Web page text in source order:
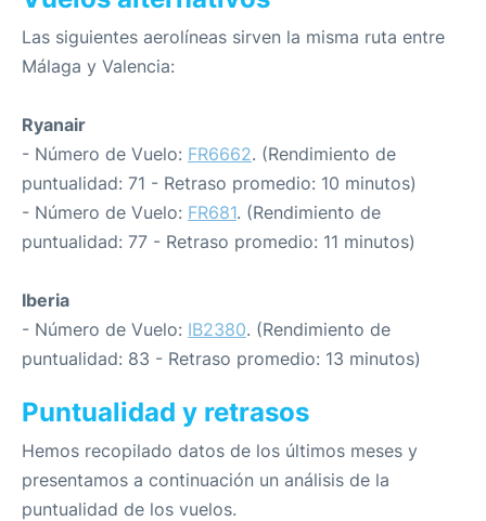
Las siguientes aerolíneas sirven la misma ruta entre
Málaga y Valencia:
Ryanair
- Número de Vuelo: FR6662. (Rendimiento de
puntualidad: 71 - Retraso promedio: 10 minutos)
- Número de Vuelo: FR681. (Rendimiento de
puntualidad: 77 - Retraso promedio: 11 minutos)
Iberia
- Número de Vuelo: IB2380. (Rendimiento de
puntualidad: 83 - Retraso promedio: 13 minutos)
Puntualidad y retrasos
Hemos recopilado datos de los últimos meses y
presentamos a continuación un análisis de la
puntualidad de los vuelos.